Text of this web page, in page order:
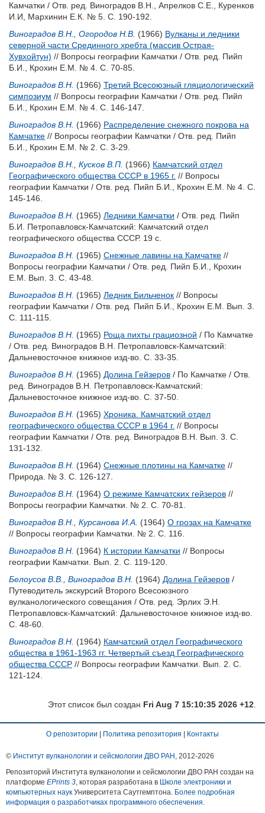
Камчатки / Отв. ред. Виноградов В.Н. Апрелков С.Е.
Куренков
И.И
Мархинин Е.К. № 5. С. 190-192.
Виноградов В.Н.
Огородов Н.В. (1966) Вулканы и ледники
северной части Срединного хребта (массив Острая-
Хувхойтун) // Вопросы географии Камчатки / Отв. ред. Пийп
Б.И.
Крохин Е.М.
№ 4. С. 70-85.
Виноградов В.Н. (1966) Третий Всесоюзный гляциологический
симпозиум // Вопросы географии Камчатки / Отв. ред. Пийп
Б.И.
Крохин Е.М.
№ 4. С. 146-147.
Виноградов В.Н. (1966) Распределение снежного покрова на
Камчатке // Вопросы географии Камчатки / Отв. ред. Пийп
Б.И.
Крохин Е.М.
№ 2. С. 3-29.
Виноградов В.Н.
Кусков В.П. (1966) Камчатский отдел
Географического общества СССР в 1965 г. // Вопросы
географии Камчатки / Отв. ред. Пийп Б.И. Крохин Е.М.
№ 4. С.
145-146.
Виноградов В.Н. (1965) Ледники Камчатки / Отв. ред. Пийп
Б.И.
Петропавловск-Камчатский: Камчатский отдел
географического общества СССР. 19 с.
Виноградов В.Н. (1965) Снежные лавины на Камчатке //
Вопросы географии Камчатки / Отв. ред. Пийп Б.И.
Крохин
Е.М.
Вып. 3. С. 43-48.
Виноградов В.Н. (1965) Ледник Бильченок // Вопросы
географии Камчатки / Отв. ред. Пийп Б.И. Крохин Е.М.
Вып. 3.
С. 111-115.
Виноградов В.Н. (1965) Роща пихты грациозной / По Камчатке
/ Отв. ред. Виноградов В.Н.
Петропавловск-Камчатский:
Дальневосточное книжное изд-во. С. 33-35.
Виноградов В.Н. (1965) Долина Гейзеров / По Камчатке / Отв.
ред. Виноградов В.Н.
Петропавловск-Камчатский:
Дальневосточное книжное изд-во. С. 37-50.
Виноградов В.Н. (1965) Хроника. Камчатский отдел
географического общества СССР в 1964 г. // Вопросы
географии Камчатки / Отв. ред. Виноградов В.Н.
Вып. 3. С.
131-132.
Виноградов В.Н. (1964) Снежные плотины на Камчатке //
Природа. № 3. С. 126-127.
Виноградов В.Н. (1964) О режиме Камчатских гейзеров //
Вопросы географии Камчатки. № 2. С. 70-81.
Виноградов В.Н.
Курсанова И.А. (1964) О грозах на Камчатке
// Вопросы географии Камчатки. № 2. С. 116.
Виноградов В.Н. (1964) К истории Камчатки // Вопросы
географии Камчатки. Вып. 2. С. 119-120.
Белоусов В.В.
Виноградов В.Н. (1964) Долина Гейзеров /
Путеводитель экскурсий Второго Всесоюзного
вулканологического совещания / Отв. ред. Эрлих Э.Н.
Петропавловск-Камчатский: Дальневосточное книжное изд-во.
С. 48-60.
Виноградов В.Н. (1964) Камчатский отдел Географического
общества в 1961-1963 гг. Четвертый съезд Географического
общества СССР // Вопросы географии Камчатки. Вып. 2. С.
121-124.
Этот список был создан Fri Aug 7 15:10:35 2026 +12
О репозитории Политика репозитория Контакты
© Институт вулканологии и сейсмологии ДВО РАН , 2012-2026
Репозиторий Института вулканологии и сейсмологии ДВО РАН создан на
платформе EPrints 3, которая разработана в Школе электроники и
компьютерных наук Университета Саутгемптона. Более подробная
информация о разработчиках программного обеспечения.